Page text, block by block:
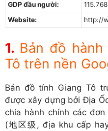
GDP đầu người:
Website:
http://
Bản đồ
Tô trên nền
Bản đồ tỉnh Giang Tô
được xây dựng bởi Địa
chia hành chính các
(地区级, địa khu cấp